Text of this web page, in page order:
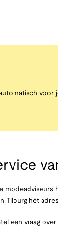
voor
modeadviseurs
Tilburg hét
een vraag over